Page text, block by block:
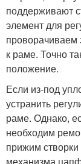
поддерживают
элемент для
проворачиваем
к раме. Точно
положение.
Если из-под
устранить
раме. Однако,
необходим
прижим
механизма